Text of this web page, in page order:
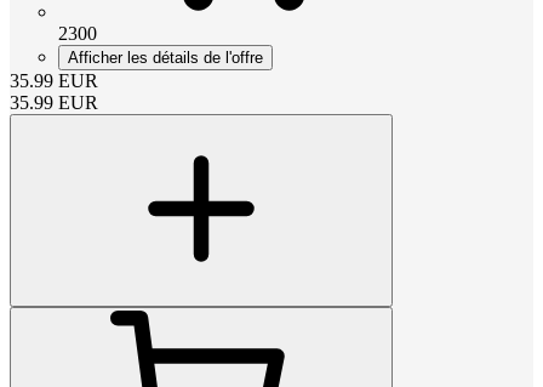
2300
Afficher les détails de l'offre
35.99 EUR
35.99 EUR